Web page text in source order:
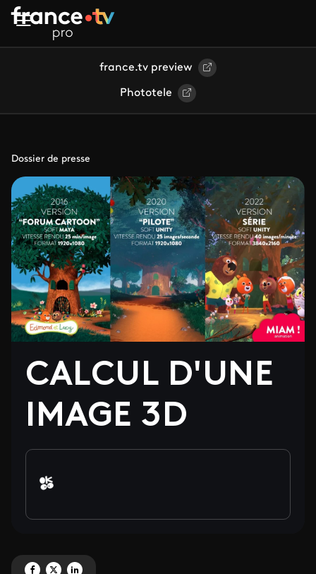
Aller au contenu principal
france.tv preview
Phototele
Dossier de presse
CALCUL D'UNE
IMAGE 3D
Partagez 'CALCUL D'UNE IMAGE 3D' sur Facebook
Partagez 'CALCUL D'UNE IMAGE 3D' sur X
Partagez 'CALCUL D'UNE IMAGE 3D' sur LinkedIn